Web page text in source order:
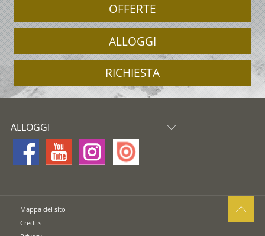
OFFERTE
ALLOGGI
RICHIESTA
ALLOGGI
Mappa del sito
Credits